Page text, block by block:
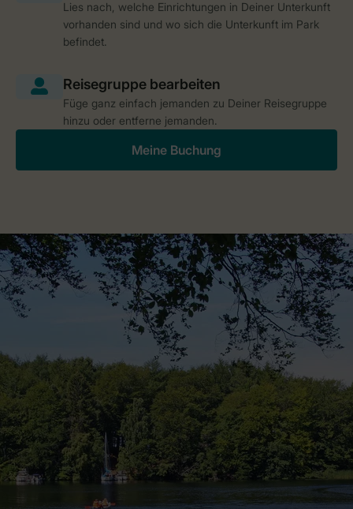
Lies nach, welche Einrichtungen in Deiner Unterkunft
vorhanden sind und wo sich die Unterkunft im Park
befindet.
Füge ganz einfach jemanden zu Deiner Reisegruppe
hinzu oder entferne jemanden.
Meine Buchung